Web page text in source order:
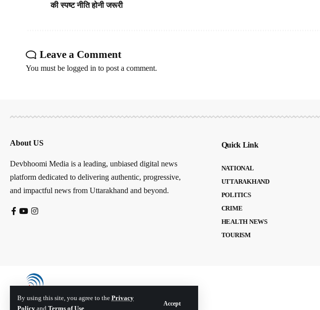
By using this site, you agree to the Privacy
Policy and Terms of Use
Accept
की स्‍पष्‍ट नीति होनी जरूरी
Leave a Comment
You must be logged in to post a comment.
About US
Devbhoomi Media is a leading, unbiased digital news
platform dedicated to delivering authentic, progressive,
and impactful news from Uttarakhand and beyond.
Quick Link
NATIONAL
UTTARAKHAND
POLITICS
CRIME
HEALTH NEWS
TOURISM